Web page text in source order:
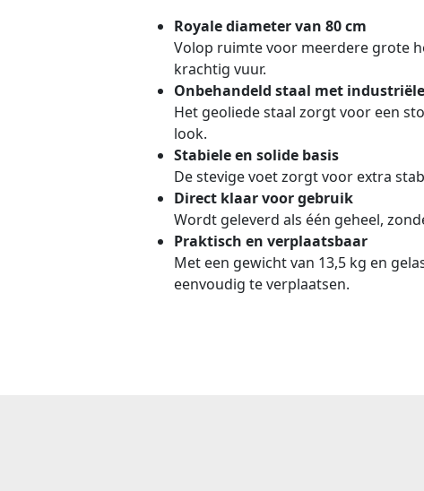
Royale diameter van 80 cm
Volop ruimte voor meerdere grote
krachtig vuur.
Onbehandeld staal met
Het geoliede staal zorgt voor een
look.
Stabiele en solide basis
De stevige voet zorgt voor extra
Direct klaar voor gebruik
Wordt geleverd als één geheel,
Praktisch en verplaatsbaar
Met een gewicht van 13,5 kg en
eenvoudig te verplaatsen.